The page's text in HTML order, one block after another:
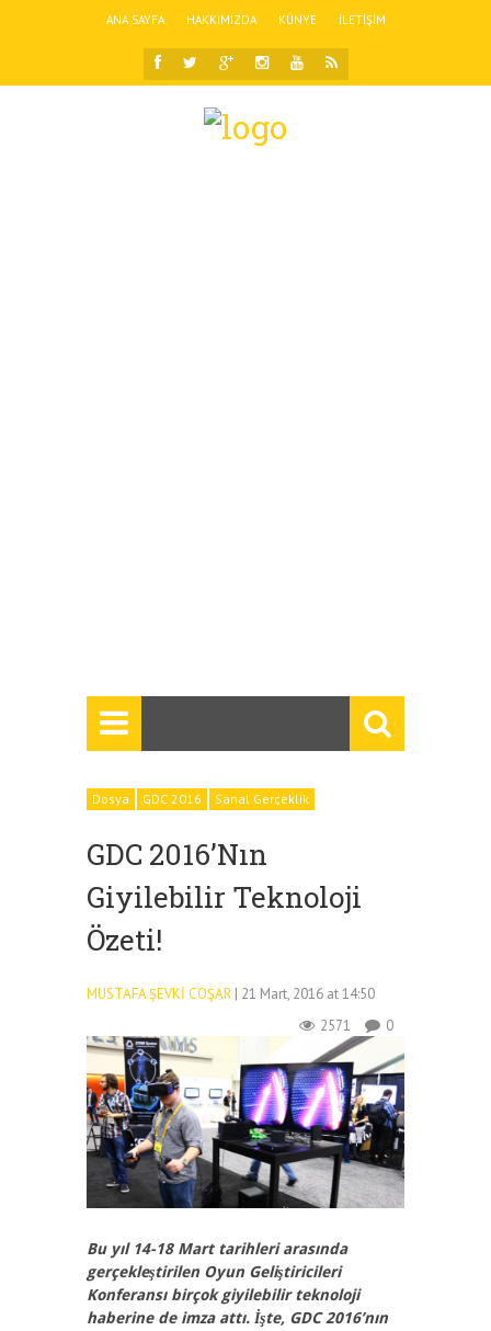
ANA SAYFA HAKKIMIZDA KÜNYE İLETIŞIM
Dosya GDC 2016 Sanal Gerçeklik
GDC 2016’nın
Giyilebilir Teknoloji
Özeti!
MUSTAFA ŞEVKI COŞAR | 21 Mart, 2016 at 14:50
2571
0
Bu yıl 14-18 Mart tarihleri arasında
gerçekleştirilen Oyun Geliştiricileri
Konferansı birçok giyilebilir teknoloji
haberine de imza attı. İşte, GDC 2016’nın